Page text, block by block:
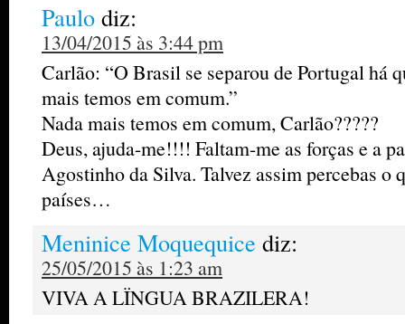
Paulo diz:
13/04/2015 às 3:44 pm
Carlão: “O Brasil se separou de Portugal há
mais temos em comum.”
Nada mais temos em comum, Carlão?????
Deus, ajuda-me!!!! Faltam-me as forças e a
Agostinho da Silva. Talvez assim percebas o
países…
Meninice Moquequice diz:
25/05/2015 às 1:23 am
VIVA A LÏNGUA BRAZILERA!